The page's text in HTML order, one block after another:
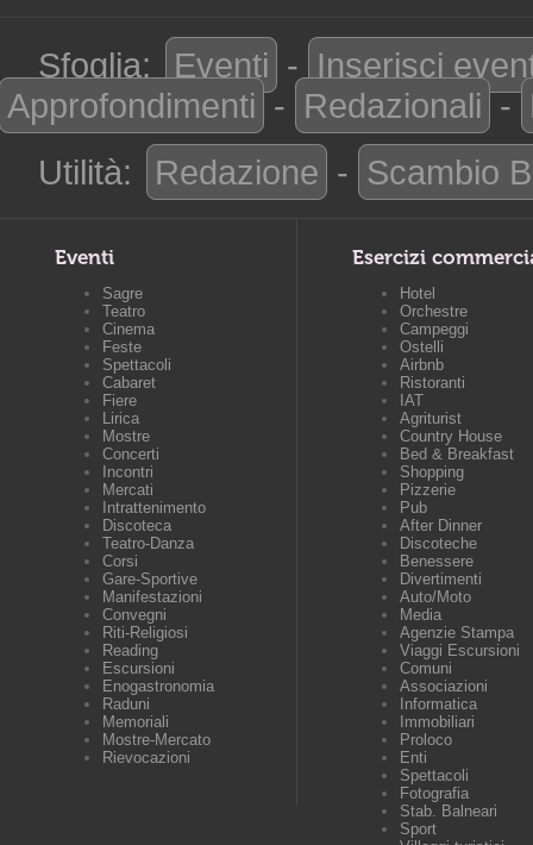
Sfoglia: Eventi - Inserisci
Approfondimenti - Redazionali -
Utilità:
Redazione - Scambio
Eventi
Sagre
Teatro
Cinema
Feste
Spettacoli
Cabaret
Fiere
Lirica
Mostre
Concerti
Incontri
Mercati
Intrattenimento
Discoteca
Teatro-Danza
Corsi
Gare-Sportive
Manifestazioni
Convegni
Riti-Religiosi
Reading
Escursioni
Enogastronomia
Raduni
Memoriali
Mostre-Mercato
Rievocazioni
Esercizi
Hotel
Orchestre
Campeggi
Ostelli
Airbnb
Ristoranti
IAT
Agriturist
Country House
Bed & Breakfast
Shopping
Pizzerie
Pub
After Dinner
Discoteche
Benessere
Divertimenti
Auto/Moto
Media
Agenzie Stampa
Viaggi Escursioni
Comuni
Associazioni
Informatica
Immobiliari
Proloco
Enti
Spettacoli
Fotografia
Stab. Balneari
Sport